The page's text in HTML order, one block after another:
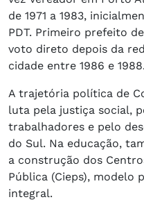
de 1971 a 1983,
PDT. Primeiro prefeito
voto direto depois da
cidade entre 1986 e 1988.
A trajetória política de
luta pela justiça social,
trabalhadores e pelo
do Sul. Na educação,
a construção dos
Pública (Cieps), modelo
integral.